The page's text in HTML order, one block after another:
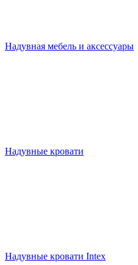
Надувная мебель и аксессуары
Надувные кровати
Надувные кровати Intex